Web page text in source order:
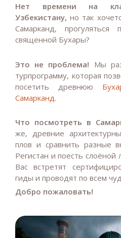
Нет времени на
Узбекистану, но так
Самарканд, прогуляться
священной Бухары?
Это не проблема! Мы
турпрограмму, которая
посетить древнюю
Самарканд.
Что посмотреть в
же, древние
плов и сравнить разные
Регистан и поесть
Вас встретят
гиды и проводят по всем
Добро пожаловать!